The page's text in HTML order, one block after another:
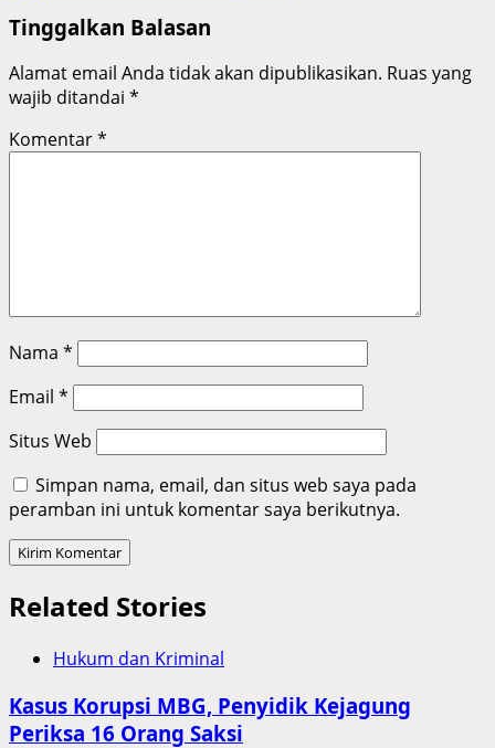
Tinggalkan Balasan
Alamat email Anda tidak akan dipublikasikan. Ruas yang
wajib ditandai *
Komentar*
Nama *
Email *
Situs Web
Simpan nama, email, dan situs web saya pada
peramban ini untuk komentar saya berikutnya.
Related Stories
Hukum dan Kriminal
Kasus Korupsi MBG, Penyidik Kejagung
Periksa 16 Orang Saksi